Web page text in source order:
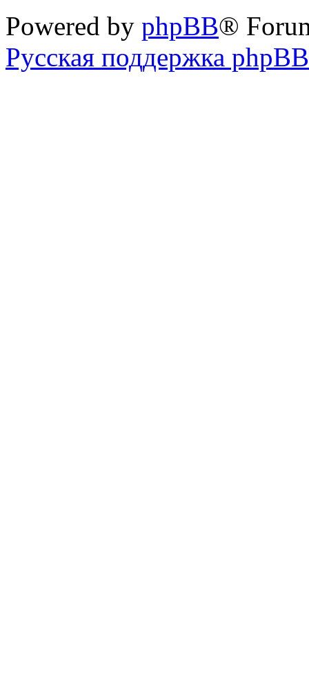
Powered by phpBB®
Русская поддержка phpBB